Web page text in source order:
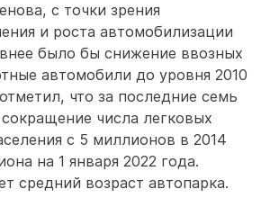
с точки зрения
и роста автомобилизации
было бы снижение ввозных
автомобили до уровня 2010
что за последние семь
числа легковых
с 5 миллионов в 2014
на 1 января 2022 года.
средний возраст автопарка.